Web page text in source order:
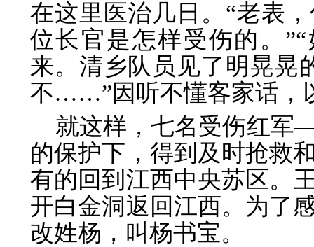
在这里医治几日。“老表
位长官是怎样受伤的。
来。清乡队员见了明晃晃
不……”因听不懂客家话，
就这样，七名受伤红军
的保护下，得到及时抢救
有的回到江西中央苏区。
开白金洞返回江西。为了
改姓杨，叫杨书宝。